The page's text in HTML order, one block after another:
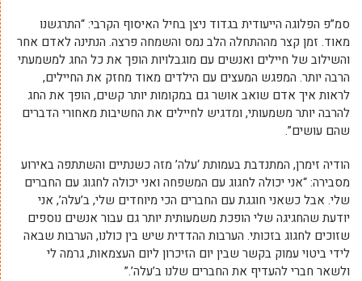
סמ”פ הפלוגה הייעודית בגדוד ניצן בחיל האיסוף הקרבי: “התרגשנו
מאוד. זמן קצר מההתחלה הלב נמס והשמחה פרצה. הנתינה לאדם אחר
והשילוב של חיילים ואנשים עם מוגבלויות הופך את כל החג למשמעתי
הרבה יותר. המפגש המעצים עם הילדים מאוד מחזק את החיילים,
לראות איך אדם שואב אושר גם במקומות יותר קשים, הופך את החג
להרבה יותר משמעותי, ומדגיש לחיילים את החשיבות מאחורי הדברים
שהם עושים”.
הודיה זימרן, המתנדבת בעמותת ‘עלה’ מזה כשנתיים והשתתפה באירוע
מסבירה: “אני יכולה לחגוג עם המשפחה ואני יכולה לחגוג עם החברים
שלי. אבל כשאני חוגגת עם החברים הכי מיוחדים שלי, ב’עלה’, אני
יודעת שהחגיגה שלי הופכת משמעותית יותר גם עבור אנשים נוספים
שזוכים לחגוג בזכותי. הערבות ההדדית שיש בין כולנו, הערבות שבאה
לידי ביטוי עמוק בקשר שבין יום הזיכרון ליום העצמאות, גרמה לי
ולשאר חברי להעדיף את החברים שלנו ב’עלה’.”